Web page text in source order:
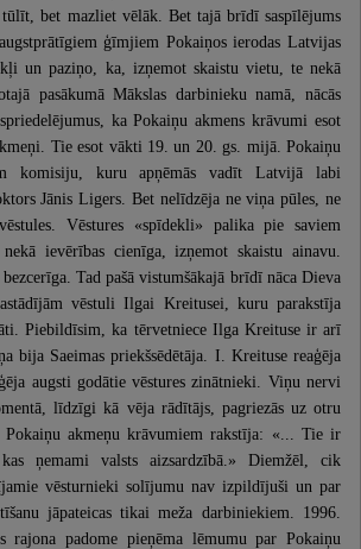
bet mazliet vēlāk. Bet tajā brīdī saspīlējums
ģīmjiem Pokaiņos ierodas Latvijas
un paziņo, ka, izņemot skaistu vietu, te nekā
pasākumā Mākslas darbinieku namā, nācās
ka Pokaiņu akmens krāvumi esot
Tie esot vākti 19. un 20. gs. mijā. Pokaiņu
komisiju, kuru apņēmās vadīt Latvijā labi
Jānis Ligers. Bet nelīdzēja ne viņa pūles, ne
Vēstures «spīdekli» palika pie saviem
ievērības cienīga, izņemot skaistu ainavu.
Tad pašā vistumšākajā brīdī nāca Dieva
vēstuli Ilgai Kreitusei, kuru parakstīja
Piebildīsim, ka tērvetniece Ilga Kreituse ir arī
bija Saeimas priekšsēdētāja. I. Kreituse reaģēja
augsti godātie vēstures zinātnieki. Viņu nervi
līdzīgi kā vēja rādītājs, pagriezās uz otru
akmeņu krāvumiem rakstīja: «... Tie ir
ņemami valsts aizsardzībā.» Diemžēl, cik
vēsturnieki solījumu nav izpildījuši un par
jāpateicas tikai meža darbiniekiem. 1996.
rajona padome pieņēma lēmumu par Pokaiņu